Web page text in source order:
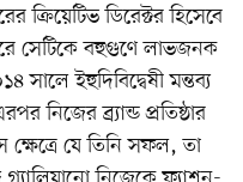
ক্রিয়েটিভ ডিরেক্টর হিসেবে
সেটিকে বহুগুণে লাভজনক
সালে ইহুদিবিদ্বেষী মন্তব্য
নিজের ব্র্যান্ড প্রতিষ্ঠার
যে তিনি সফল, তা